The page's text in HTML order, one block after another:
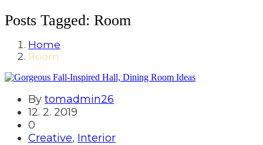
Posts Tagged: Room
Home
Room
By tomadmin26
12. 2. 2019
0
Creative, Interior